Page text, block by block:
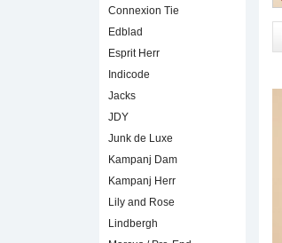
Connexion Tie
Edblad
Esprit Herr
Indicode
Jacks
JDY
Junk de Luxe
Kampanj Dam
Kampanj Herr
Lily and Rose
Lindbergh